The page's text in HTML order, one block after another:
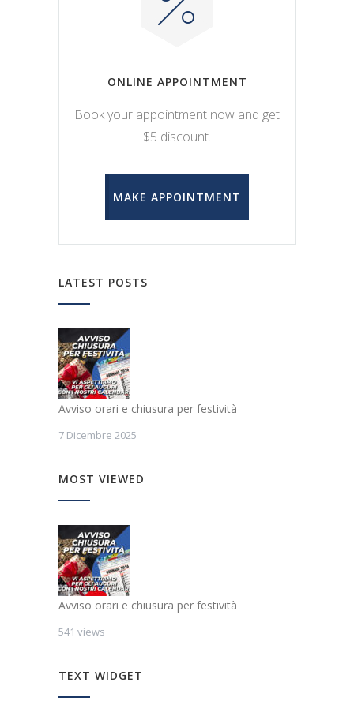
ONLINE APPOINTMENT
Book your appointment now and get
$5 discount.
MAKE APPOINTMENT
LATEST POSTS
Avviso orari e chiusura per festività
7 Dicembre 2025
MOST VIEWED
Avviso orari e chiusura per festività
541 views
TEXT WIDGET